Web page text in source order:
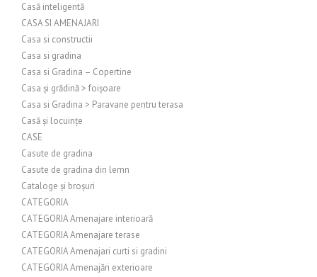
Casă inteligentă
CASA SI AMENAJARI
Casa si constructii
Casa si gradina
Casa si Gradina – Copertine
Casa și grădină > foișoare
Casa si Gradina > Paravane pentru terasa
Casă și locuințe
CASE
Casute de gradina
Casute de gradina din lemn
Cataloge și broșuri
CATEGORIA
CATEGORIA Amenajare interioară
CATEGORIA Amenajare terase
CATEGORIA Amenajari curti si gradini
CATEGORIA Amenajări exterioare